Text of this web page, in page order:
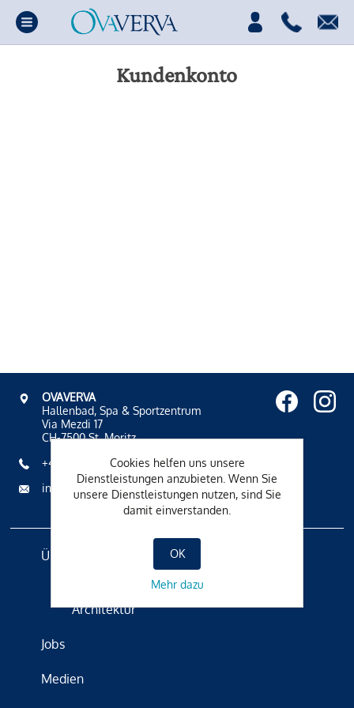
Kundenkonto
OVAVERVA
Hallenbad, Spa & Sportzentrum
Via Mezdi 17
CH-7500 St. Moritz
+41 81 836 61 00
info@ovaverva.ch
Über Uns
Architektur
Jobs
Medien
Cookies helfen uns unsere
Dienstleistungen anzubieten. Wenn Sie
unsere Dienstleistungen nutzen, sind Sie
damit einverstanden.
OK
Mehr dazu